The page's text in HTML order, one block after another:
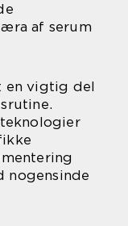
af serum
en vigtig del
nogensinde